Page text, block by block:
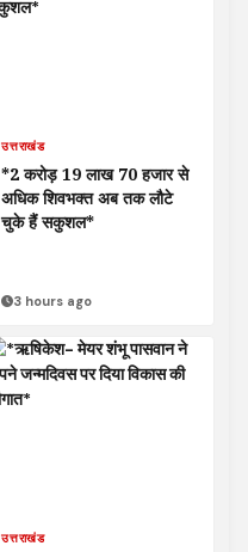
उत्तराखंड
*2 करोड़ 19 लाख 70 हजार से
अधिक शिवभक्त अब तक लौटे
चुके हैं सकुशल*
3 hours ago
उत्तराखंड